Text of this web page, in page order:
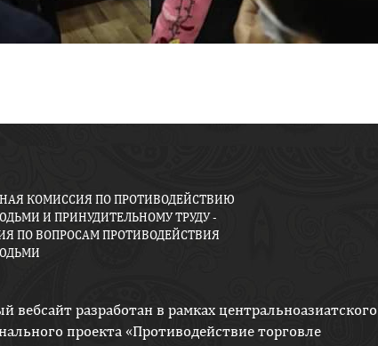
КОМИССИЯ ПО ПРОТИВОДЕЙСТВИЮ
И ПРИНУДИТЕЛЬНОМУ ТРУДУ -
ПО ВОПРОСАМ ПРОТИВОДЕЙСТВИЯ
вебсайт разработан в рамках центральноазиатского
проекта «Противодействие торговле